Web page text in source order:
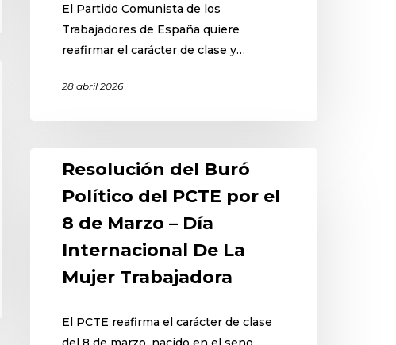
El Partido Comunista de los
Trabajadores de España quiere
reafirmar el carácter de clase y…
28 abril 2026
Resolución del Buró
Político del PCTE por el
8 de Marzo – Día
Internacional De La
Mujer Trabajadora
El PCTE reafirma el carácter de clase